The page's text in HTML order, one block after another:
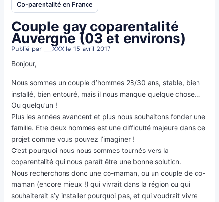
Co-parentalité en France
Couple gay coparentalité
Auvergne (03 et environs)
Publié par ___XXX le 15 avril 2017
Bonjour,
Nous sommes un couple d’hommes 28/30 ans, stable, bien
installé, bien entouré, mais il nous manque quelque chose…
Ou quelqu’un !
Plus les années avancent et plus nous souhaitons fonder une
famille. Etre deux hommes est une difficulté majeure dans ce
projet comme vous pouvez l’imaginer !
C’est pourquoi nous nous sommes tournés vers la
coparentalité qui nous paraît être une bonne solution.
Nous recherchons donc une co-maman, ou un couple de co-
maman (encore mieux !) qui vivrait dans la région ou qui
souhaiterait s’y installer pourquoi pas, et qui voudrait vivre